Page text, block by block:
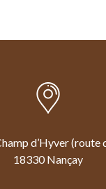
d’Hyver (route
18330 Nançay